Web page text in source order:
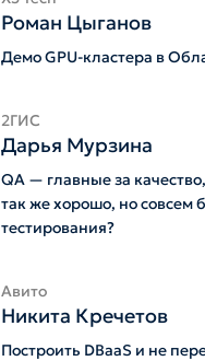
Роман Цыганов
Демо GPU-кластера в
2ГИС
Дарья Мурзина
QA — главные за
так же хорошо, но совсем
тестирования?
Авито
Никита Кречетов
Построить DBaaS и не